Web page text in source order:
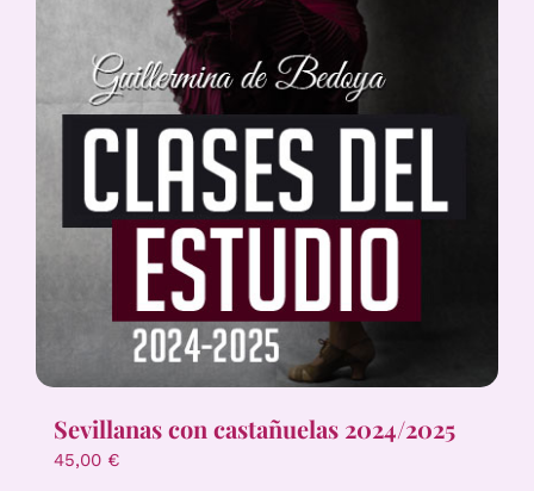
Sevillanas con castañuelas 2024/2025
45,00 €